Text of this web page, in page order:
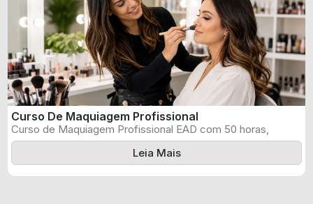
Curso De Maquiagem Profissional
Curso de Maquiagem Profissional EAD com 50 horas,
certificado informado pelo produtor e ...
Leia Mais